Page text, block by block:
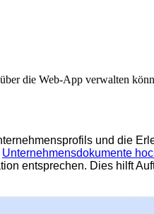
die Web-App verwalten
und die
Unternehmensdokumente
entsprechen. Dies hilft